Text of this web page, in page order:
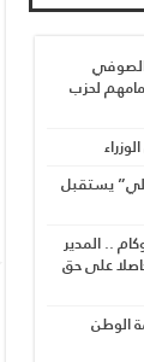
لحزب
يستقبل
.. المدير
على حق
الوطن